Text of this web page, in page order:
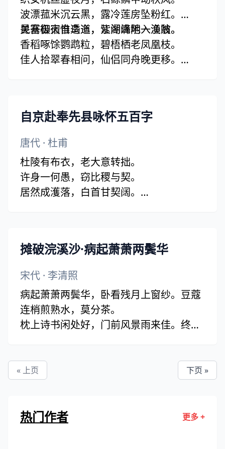
波漂菰米沉云黑，露冷莲房坠粉红。
关塞极天惟鸟道，江湖满地一渔翁。
昆吾御宿自逶迤，紫阁峰阴入渼陂。
香稻啄馀鹦鹉粒，碧梧栖老凤凰枝。
佳人拾翠春相问，仙侣同舟晚更移。
自京赴奉先县咏怀五百字
唐代 · 杜甫
杜陵有布衣，老大意转拙。
许身一何愚，窃比稷与契。
居然成濩落，白首甘契阔。
非无江海志，潇洒送日月。
生逢尧舜君，不忍便永诀。
当今廊庙具，构厦岂云缺。
葵藿倾太阳，物性固莫夺。
顾惟蝼蚁辈，但自求其穴。
胡为慕大鲸，辄拟偃溟渤。
兀兀遂至今，忍为尘埃没。
终愧巢与由，未能易其节。
天衢阴峥嵘，客子中夜发。
摊破浣溪沙·病起萧萧两鬓华
宋代 · 李清照
病起萧萧两鬓华，卧看残月上窗纱。豆蔻
连梢煎熟水，莫分茶。
枕上诗书闲处好，门前风景雨来佳。终日
« 上页 下页 »
热门作者 更多 +